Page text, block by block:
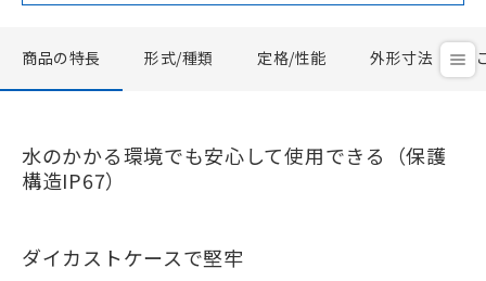
商品の特長 形式/種類 定格/性能 外形寸法
水のかかる環境でも安心して使用できる（保護
構造IP67）
ダイカストケースで堅牢